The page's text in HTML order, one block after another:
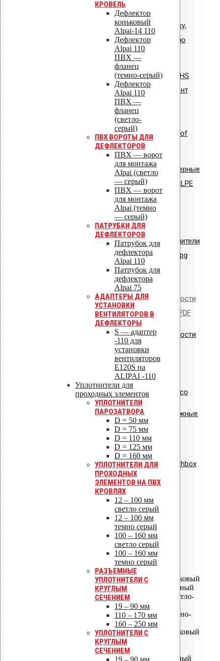
КРОВЕЛЬ
Дефлектор
коньковый
Alpai-14 110
Дефлектор
Alpai 110
ПВХ —
фланец
(темно-серый)
Дефлектор
Alpai 110
ПВХ —
фланец
(светло-
серый)
ПВХ ВОРОТЫ ДЛЯ
ДЕФЛЕКТОРОВ
ПВХ — ворот
для монтажа
Alpai (светло
— серый)
ПВХ — ворот
для монтажа
Alpai (темно
— серый)
ПАТРУБКИ ДЛЯ
ДЕФЛЕКТОРОВ
Патрубок для
дефлектора
Alpai 110
Патрубок для
дефлектора
Alpai 75
АДАПТЕРЫ ДЛЯ
УСТАНОВКИ
ВЕНТИЛЯТОРОВ В
ДЕФЛЕКТОРЫ
S — адаптер
-110 для
установки
вентиляторов
Е120S на
ALIPAI -110
Уплотнители для
проходных элементов
УПЛОТНИТЕЛИ
ПАРОЗАТВОРА
D = 50 мм
D = 75 мм
D = 110 мм
D = 125 мм
D = 160 мм
УПЛОТНИТЕЛИ ДЛЯ
ПРОХОДНЫХ
ЭЛЕМЕНТОВ НА ПВХ
КРОВЛЯХ
12 – 100 мм
светло серый
12 – 100 мм
темно серый
100 – 160 мм
светло серый
100 – 160 мм
темно серый
РАЗЪЕМНЫЕ
УПЛОТНИТЕЛИ С
КРУГЛЫМ
СЕЧЕНИЕМ
19 – 90 мм
110 – 170 мм
160 – 250 мм
УПЛОТНИТЕЛИ С
КРУГЛЫМ
СЕЧЕНИЕМ
19 – 90 мм
Общая инструкция по монтажу,
эксплуатации и обслуживанию
VIPLE.pdf
Инструкция по монтажу: Vilpe HS
Huopa/State проходной элемент
Инструкция по монтажу: Uniroof
кровельный люк
Сертификат соответствия: полимерные
стояки и водостоки системы VILPE
Сертификат соответствия:
вентиляторы типа VILPE.pdf
Сертификат соответствия: уплотнители
кровельные из EPDM резины.jpg
Сертификат пожарной безопасности
на изделия из полипропилена.PDF
Сертификат пожарной безопасности
на уплотнители из резины
Сертификат соответствия Croco
Сертификат соответствия: крепежные
элементы
Сертификат соответствия:
вентиляционная установка Healthbox
ISO 9001
ISO 14001
ALIPAI ДЕФЛЕКТОРЫ
ALIPAI-075 дефлектор
ALIPAI-075 дефлектор коньковый
ALIPAI-110 дефлектор - Черный
ALIPAI-110 дефлектор - Светло-
ALIPAI-110 дефлектор - Темно-
ALIPAI-110 дефлектор коньковый
ALIPAI-14 110 дефлектор
коньковый
ALIPAI-110 дефлектор скатный